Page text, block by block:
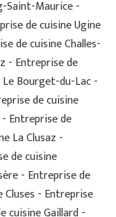
Saint-Maurice -
de cuisine Ugine
de cuisine Challes-
- Entreprise de
Bourget-du-Lac -
de cuisine
Entreprise de
La Clusaz -
de cuisine
- Entreprise de
Cluses - Entreprise